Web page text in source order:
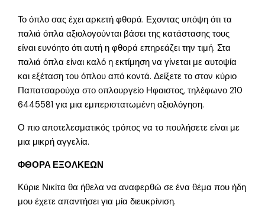
Το όπλο σας έχει αρκετή φθορά. Εχοντας υπόψη ότι τα
παλιά όπλα αξιολογούνται βάσει της κατάστασης τους
είναι ευνόητο ότι αυτή η φθορά επηρεάζει την τιμή. Στα
παλιά όπλα είναι καλό η εκτίμηση να γίνεται με αυτοψία
και εξέταση του όπλου από κοντά. Δείξετε το στον κύριο
Παπατσαρούχα στο οπλουργείο Ηφαιστος, τηλέφωνο 210
6445581 για μια εμπεριστατωμένη αξιολόγηση.
Ο πιο αποτελεσματικός τρόπος να το πουλήσετε είναι με
μια μικρή αγγελία.
ΦΘΟΡΑ ΕΞΟΛΚΕΩΝ
Κύριε Νικίτα θα ήθελα να αναφερθώ σε ένα θέμα που ήδη
μου έχετε απαντήσει για μία διευκρίνιση.